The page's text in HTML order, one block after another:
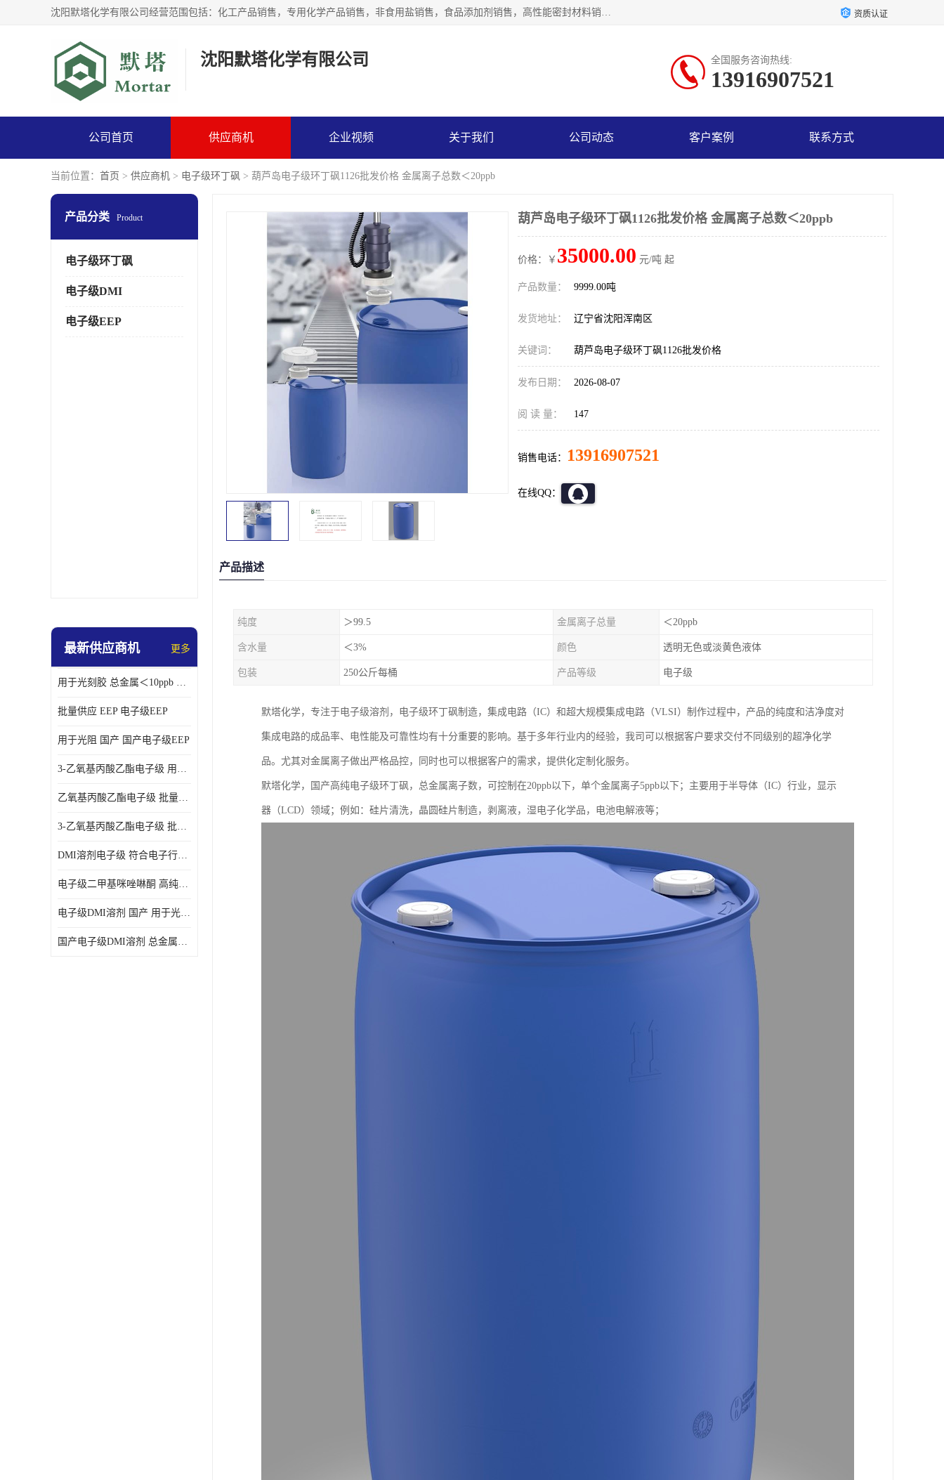
沈阳默塔化学有限公司经营范围包括：化工产品销售，专用化学产品销售，非食用盐销售，食品添加剂销售，高性能密封材料销售，涂料销售，合成材料销售，工程塑料及合成树脂销售等；主要产品有高纯电子级环丁砜，总金属离子可控制在ppb级别、纯度高、颜色浅、耐高温分解时间长，特别适合于半导体制造，硅片晶圆制造，清洗湿电子化学品，锂电池电解液，电子油墨，特种材料等高端行业；也适用于医药合成。 资质认证
沈阳默塔化学有限公司 全国服务咨询热线:
13916907521
公司首页 供应商机 企业视频 关于我们 公司动态 客户案例 联系方式
当前位置： 首页 > 供应商机 > 电子级环丁砜 > 葫芦岛电子级环丁砜1126批发价格 金属离子总数＜20ppb
产品分类 Product
电子级环丁砜
电子级DMI
电子级EEP
最新供应商机 更多
用于光刻胶 总金属＜10ppb 电子级EEP溶剂
批量供应 EEP 电子级EEP
用于光阻 国产 国产电子级EEP
3-乙氧基丙酸乙酯电子级 用于剥离液 国产
乙氧基丙酸乙酯电子级 批量供应 电子级
3-乙氧基丙酸乙酯电子级 批量供应
DMI溶剂电子级 符合电子行业要求
电子级二甲基咪唑啉酮 高纯度 用于光阻
电子级DMI溶剂 国产 用于光刻胶
国产电子级DMI溶剂 总金属小于20ppb 用于半导体清洗
葫芦岛电子级环丁砜1126批发价格 金属离子总数＜20ppb
价格：￥ 35000.00 元/吨 起
产品数量： 9999.00吨
发货地址： 辽宁省沈阳浑南区
关键词： 葫芦岛电子级环丁砜1126批发价格
发布日期： 2026-08-07
阅 读 量： 147
销售电话： 13916907521
在线QQ：
产品描述
纯度 ＞99.5 金属离子总量 ＜20ppb
含水量 ＜3% 颜色 透明无色或淡黄色液体
包装 250公斤每桶 产品等级 电子级
默塔化学，专注于电子级溶剂，电子级环丁砜制造，集成电路（IC）和超大规模集成电路（VLSI）制作过程中，产品的纯度和洁净度对
集成电路的成品率、电性能及可靠性均有十分重要的影响。基于多年行业内的经验，我司可以根据客户要求交付不同级别的超净化学
品。尤其对金属离子做出严格品控，同时也可以根据客户的需求，提供化定制化服务。
默塔化学，国产高纯电子级环丁砜，总金属离子数，可控制在20ppb以下，单个金属离子5ppb以下；主要用于半导体（IC）行业，显示
器（LCD）领域；例如：硅片清洗，晶圆硅片制造，剥离液，湿电子化学品，电池电解液等；